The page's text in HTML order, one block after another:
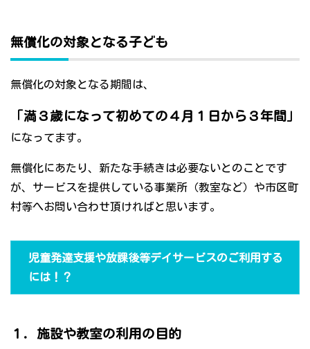
無償化の対象となる子ども
無償化の対象となる期間は、
「満３歳になって初めての４月１日から３年間」
になってます。
無償化にあたり、新たな手続きは必要ないとのことです
が、サービスを提供している事業所（教室など）や市区町
村等へお問い合わせ頂ければと思います。
児童発達支援や放課後等デイサービスのご利用する
には！？
１．施設や教室の利用の目的